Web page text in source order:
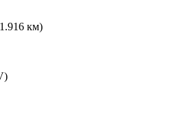
км)